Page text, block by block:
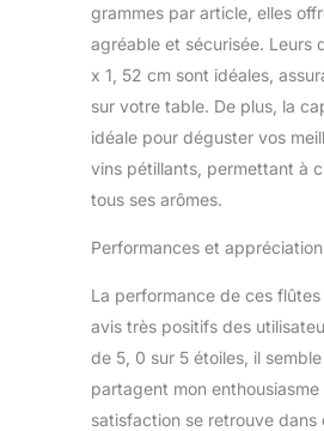
grammes par article, elles
agréable et sécurisée. Leurs
x 1, 52 cm sont idéales,
sur votre table. De plus, la
idéale pour déguster vos
vins pétillants, permettant à
tous ses arômes.
Performances et
La performance de ces
avis très positifs des
de 5, 0 sur 5 étoiles, il
partagent mon
satisfaction se retrouve